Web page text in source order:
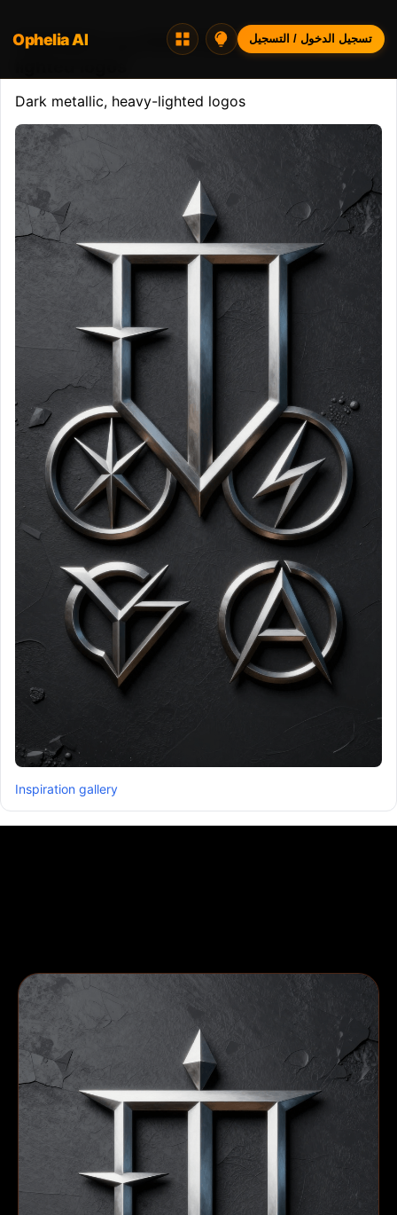
Opheliaai موجه:Dark metallic, heavy-
Dark metallic, heavy-lighted logos
Inspiration gallery
Ophelia AI تسجيل الدخول / التسجيل